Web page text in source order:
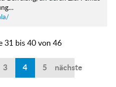
31 bis 40 von 46
3 4 5 nächste